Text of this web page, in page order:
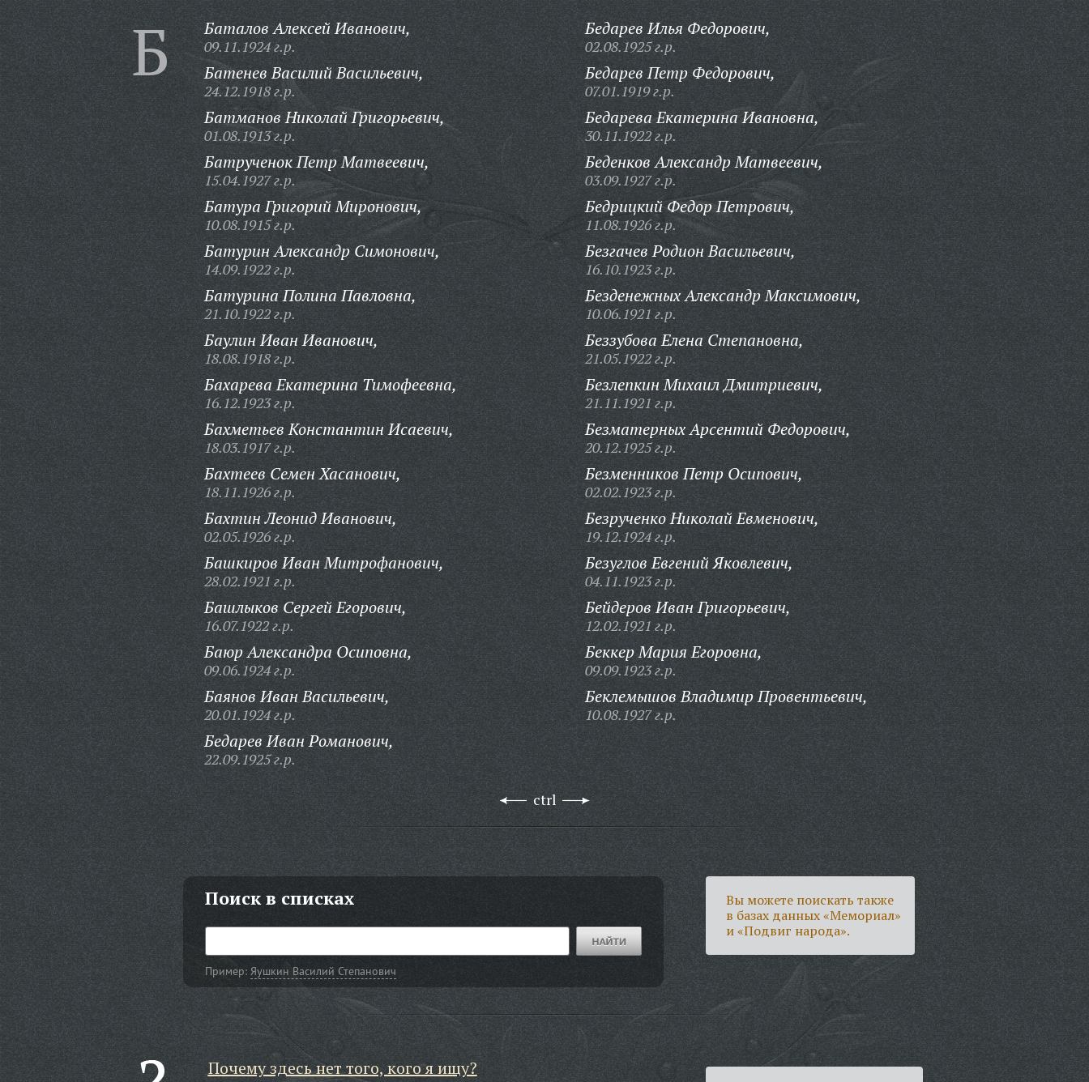
Б Баталов Алексей Иванович,
09.11.1924 г.р.
Батенев Василий Васильевич,
24.12.1918 г.р.
Батманов Николай Григорьевич,
01.08.1913 г.р.
Батрученок Петр Матвеевич,
15.04.1927 г.р.
Батура Григорий Миронович,
10.08.1915 г.р.
Батурин Александр Симонович,
14.09.1922 г.р.
Батурина Полина Павловна,
21.10.1922 г.р.
Баулин Иван Иванович,
18.08.1918 г.р.
Бахарева Екатерина Тимофеевна,
16.12.1923 г.р.
Бахметьев Константин Исаевич,
18.03.1917 г.р.
Бахтеев Семен Хасанович,
18.11.1926 г.р.
Бахтин Леонид Иванович,
02.05.1926 г.р.
Башкиров Иван Митрофанович,
28.02.1921 г.р.
Башлыков Сергей Егорович,
16.07.1922 г.р.
Баюр Александра Осиповна,
09.06.1924 г.р.
Баянов Иван Васильевич,
20.01.1924 г.р.
Бедарев Иван Романович,
22.09.1925 г.р.
Бедарев Илья Федорович,
02.08.1925 г.р.
Бедарев Петр Федорович,
07.01.1919 г.р.
Бедарева Екатерина Ивановна,
30.11.1922 г.р.
Беденков Александр Матвеевич,
03.09.1927 г.р.
Бедрицкий Федор Петрович,
11.08.1926 г.р.
Безгачев Родион Васильевич,
16.10.1923 г.р.
Безденежных Александр Максимович,
10.06.1921 г.р.
Беззубова Елена Степановна,
21.05.1922 г.р.
Безлепкин Михаил Дмитриевич,
21.11.1921 г.р.
Безматерных Арсентий Федорович,
20.12.1925 г.р.
Безменников Петр Осипович,
02.02.1923 г.р.
Безрученко Николай Евменович,
19.12.1924 г.р.
Безуглов Евгений Яковлевич,
04.11.1923 г.р.
Бейдеров Иван Григорьевич,
12.02.1921 г.р.
Беккер Мария Егоровна,
09.09.1923 г.р.
Беклемышов Владимир Провентьевич,
10.08.1927 г.р.
ctrl
Поиск в списках
Пример: Яушкин Василий Степанович
Вы можете поискать также
в базах данных «Мемориал»
и «Подвиг народа».
Почему здесь нет того, кого я ищу?